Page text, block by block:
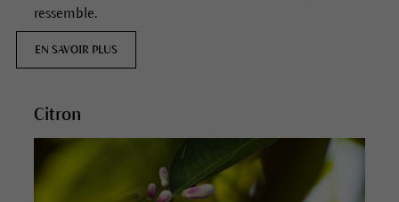
ressemble.
EN SAVOIR PLUS
Citron